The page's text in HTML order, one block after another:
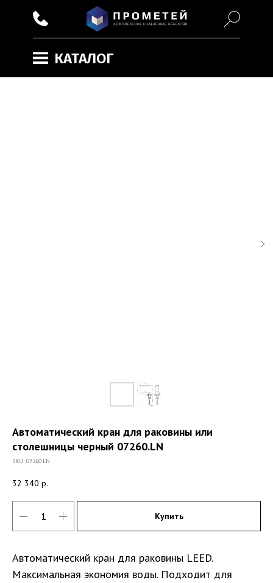
КАТАЛОГ
Автоматический кран для раковины или
столешницы черный 07260.LN
SKU: 07260.LN
32 340 р.
Купить
Автоматический кран для раковины LEED.
Максимальная экономия воды. Подходит для